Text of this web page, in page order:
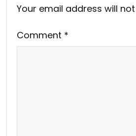
Your email address will
Comment *